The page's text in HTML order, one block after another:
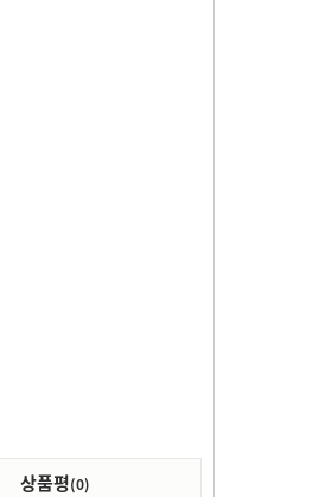
상품평(0)